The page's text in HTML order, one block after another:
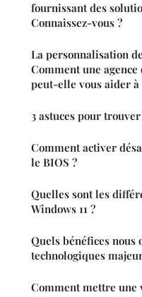
fournissant des
Connaissez-vous ?
La personnalisation
Comment une
peut-elle vous aider à
3 astuces pour
Comment activer
le BIOS ?
Quelles sont les
Windows 11 ?
Quels bénéfices nous
technologiques
Comment mettre une